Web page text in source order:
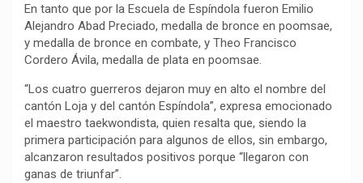
En tanto que por la Escuela de Espíndola fueron Emilio
Alejandro Abad Preciado, medalla de bronce en poomsae,
y medalla de bronce en combate, y Theo Francisco
Cordero Ávila, medalla de plata en poomsae.
“Los cuatro guerreros dejaron muy en alto el nombre del
cantón Loja y del cantón Espíndola”, expresa emocionado
el maestro taekwondista, quien resalta que, siendo la
primera participación para algunos de ellos, sin embargo,
alcanzaron resultados positivos porque “llegaron con
ganas de triunfar”.